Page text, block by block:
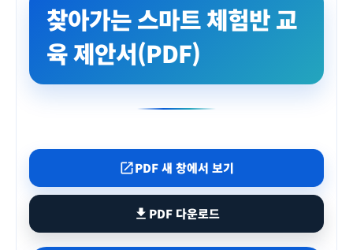
찾아가는 스마트 체험반 교
육 제안서(PDF)
open_in_newPDF 새 창에서 보기
download PDF 다운로드